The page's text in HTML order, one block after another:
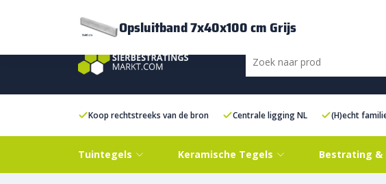
Bezorging
Koop rechtstreeks van de bron Centrale ligging NL (H)echt
Tuintegels Keramische Tegels Bestrating &
Opsluitband 7x40x100 cm Grijs